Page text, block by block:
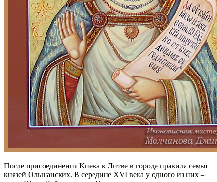
После присоединения Киева к Литве в городе правила семья
князей Ольшанских. В середине XVI века у одного из них –